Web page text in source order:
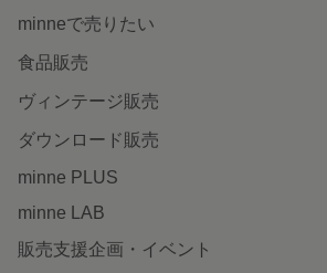
minneで売りたい
食品販売
ヴィンテージ販売
ダウンロード販売
minne PLUS
minne LAB
販売支援企画・イベント